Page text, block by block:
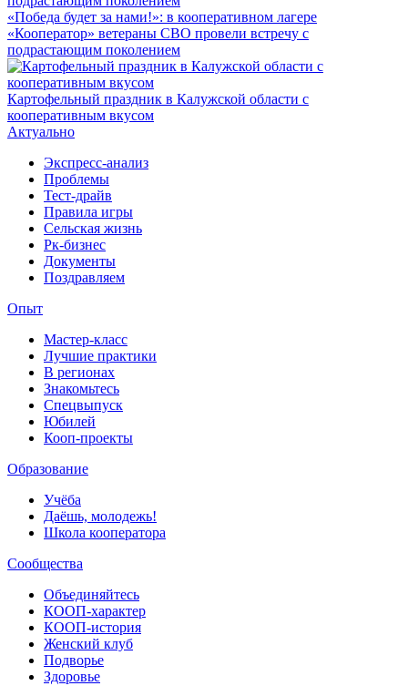
«Победа будет за нами!»: в кооперативном лагере
«Кооператор» ветераны СВО провели встречу с
подрастающим поколением
Картофельный праздник в Калужской области с
кооперативным вкусом
Актуально
Экспресс-анализ
Проблемы
Тест-драйв
Правила игры
Сельская жизнь
Рк-бизнес
Документы
Поздравляем
Опыт
Мастер-класс
Лучшие практики
В регионах
Знакомьтесь
Спецвыпуск
Юбилей
Кооп-проекты
Образование
Учёба
Даёшь, молодежь!
Школа кооператора
Сообщества
Объединяйтесь
КООП-характер
КООП-история
Женский клуб
Подворье
Здоровье